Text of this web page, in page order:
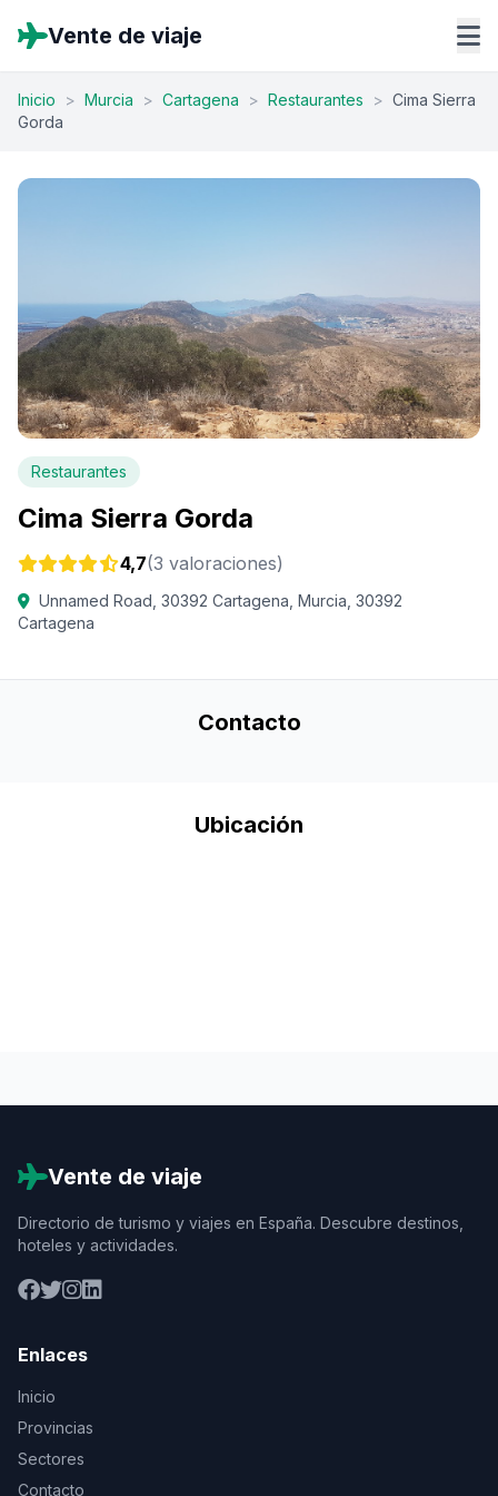
Vente de viaje
Inicio > Murcia > Cartagena > Restaurantes > Cima Sierra
Gorda
Restaurantes
Cima Sierra Gorda
4,7(3 valoraciones)
Unnamed Road, 30392 Cartagena, Murcia, 30392
Cartagena
Contacto
Ubicación
Vente de viaje
Directorio de turismo y viajes en España. Descubre destinos,
hoteles y actividades.
Enlaces
Inicio
Provincias
Sectores
Contacto